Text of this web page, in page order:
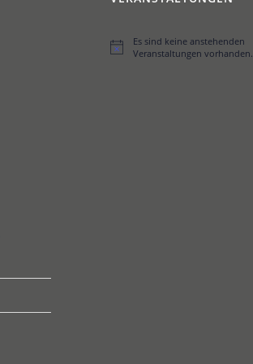
Hinweis
Es sind keine anstehenden
Veranstaltungen vorhanden.